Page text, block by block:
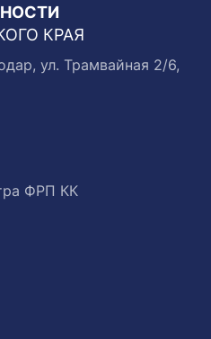
КРАЯ
ул. Трамвайная 2/6,
ФРП КК